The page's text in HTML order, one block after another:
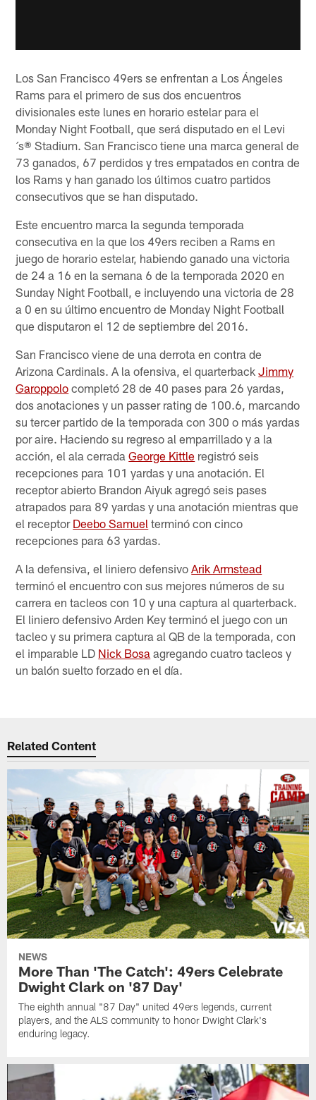
Los San Francisco 49ers se enfrentan a Los Ángeles
Rams para el primero de sus dos encuentros
divisionales este lunes en horario estelar para el
Monday Night Football, que será disputado en el Levi
´s® Stadium. San Francisco tiene una marca general de
73 ganados, 67 perdidos y tres empatados en contra de
los Rams y han ganado los últimos cuatro partidos
consecutivos que se han disputado.
Este encuentro marca la segunda temporada
consecutiva en la que los 49ers reciben a Rams en
juego de horario estelar, habiendo ganado una victoria
de 24 a 16 en la semana 6 de la temporada 2020 en
Sunday Night Football, e incluyendo una victoria de 28
a 0 en su último encuentro de Monday Night Football
que disputaron el 12 de septiembre del 2016.
San Francisco viene de una derrota en contra de
Arizona Cardinals. A la ofensiva, el quarterbackJimmy
Garoppolo completó 28 de 40 pases para 26 yardas,
dos anotaciones y un passer rating de 100.6, marcando
su tercer partido de la temporada con 300 o más yardas
por aire. Haciendo su regreso al emparrillado y a la
acción, el ala cerradaGeorge Kittle registró seis
recepciones para 101 yardas y una anotación. El
receptor abierto Brandon Aiyuk agregó seis pases
atrapados para 89 yardas y una anotación mientras que
el receptor Deebo Samuel terminó con cinco
recepciones para 63 yardas.
A la defensiva, el liniero defensivoArik Armstead
terminó el encuentro con sus mejores números de su
carrera en tacleos con 10 y una captura al quarterback.
El liniero defensivo Arden Key terminó el juego con un
tacleo y su primera captura al QB de la temporada, con
el imparable LD Nick Bosa agregando cuatro tacleos y
un balón suelto forzado en el día.
Related Content
NEWS
More Than 'The Catch': 49ers Celebrate
Dwight Clark on '87 Day'
The eighth annual "87 Day" united 49ers legends, current
players, and the ALS community to honor Dwight Clark's
enduring legacy.